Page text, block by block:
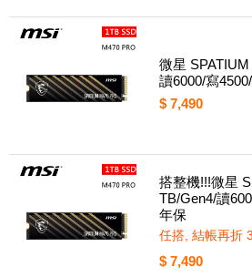
微星
讀6000/寫
$ 7,490
搭整機!!!微星
TB/Gen4/讀
年保
任搭, 結帳再折
$ 7,490